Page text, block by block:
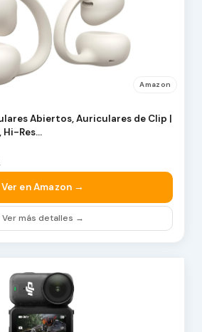
Amazon
Abiertos, Auriculares de Clip |
Hi-Res…
Ver en Amazon →
Ver más detalles →